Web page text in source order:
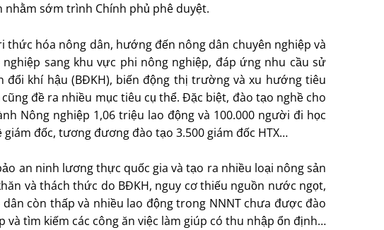
nhằm sớm trình Chính phủ phê duyệt.
thức hóa nông dân, hướng đến nông dân chuyên nghiệp và
sang khu vực phi nông nghiệp, đáp ứng nhu cầu sử
khí hậu (BÐKH), biến động thị trường và xu hướng tiêu
đề ra nhiều mục tiêu cụ thể. Ðặc biệt, đào tạo nghề cho
Nông nghiệp 1,06 triệu lao động và 100.000 người đi học
đốc, tương đương đào tạo 3.500 giám đốc HTX…
an ninh lương thực quốc gia và tạo ra nhiều loại nông sản
và thách thức do BÐKH, nguy cơ thiếu nguồn nước ngọt,
còn thấp và nhiều lao động trong NNNT chưa được đào
tìm kiếm các công ăn việc làm giúp có thu nhập ổn định…